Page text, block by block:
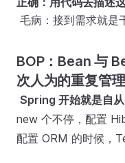
毛病：接到需求就是
BOP：Bean 与
次人为的重复管
Spring 开始就是自
new 个不停，配置
配置 ORM 的时候，